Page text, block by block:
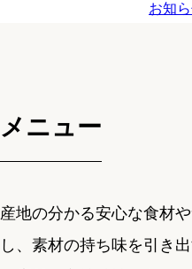
お知
メニュー
産地の分かる安心な食材
し、素材の持ち味を引き